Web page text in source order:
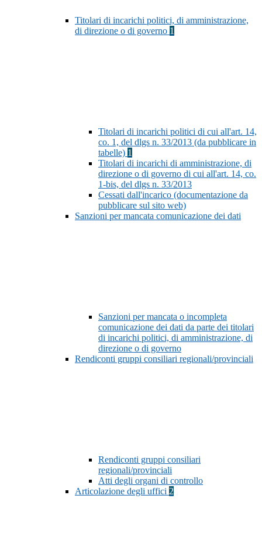
Titolari di incarichi politici, di amministrazione,
di direzione o di governo 1
Titolari di incarichi politici di cui all'art. 14,
co. 1, del dlgs n. 33/2013 (da pubblicare in
tabelle) 1
Titolari di incarichi di amministrazione, di
direzione o di governo di cui all'art. 14, co.
1-bis, del dlgs n. 33/2013
Cessati dall'incarico (documentazione da
pubblicare sul sito web)
Sanzioni per mancata comunicazione dei dati
Sanzioni per mancata o incompleta
comunicazione dei dati da parte dei titolari
di incarichi politici, di amministrazione, di
direzione o di governo
Rendiconti gruppi consiliari regionali/provinciali
Rendiconti gruppi consiliari
regionali/provinciali
Atti degli organi di controllo
Articolazione degli uffici 2